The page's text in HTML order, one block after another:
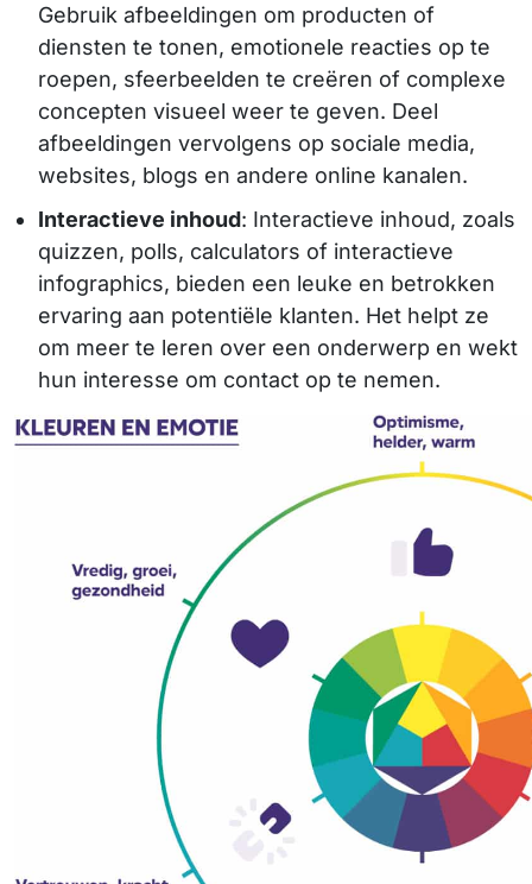
Gebruik afbeeldingen om producten of
diensten te tonen, emotionele reacties op te
roepen, sfeerbeelden te creëren of complexe
concepten visueel weer te geven. Deel
afbeeldingen vervolgens op sociale media,
websites, blogs en andere online kanalen.
Interactieve inhoud: Interactieve inhoud, zoals
quizzen, polls, calculators of interactieve
infographics, bieden een leuke en betrokken
ervaring aan potentiële klanten. Het helpt ze
om meer te leren over een onderwerp en wekt
hun interesse om contact op te nemen.